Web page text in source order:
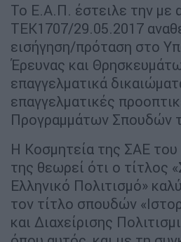
Το Ε.Α.Π. έστειλε την με
ΤΕΚ1707/29.05.2017
εισήγηση/πρόταση στο
Έρευνας και
επαγγελματικά
επαγγελματικές
Προγραμμάτων Σπουδών
Η Κοσμητεία της ΣΑΕ
της θεωρεί ότι ο τίτλος
Ελληνικό Πολιτισμό»
τον τίτλο σπουδών
και Διαχείρισης